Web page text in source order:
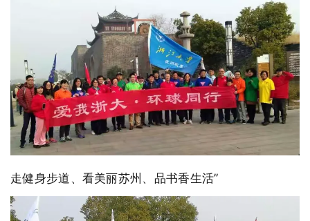
走健身步道、看美丽苏州、品书香生活”